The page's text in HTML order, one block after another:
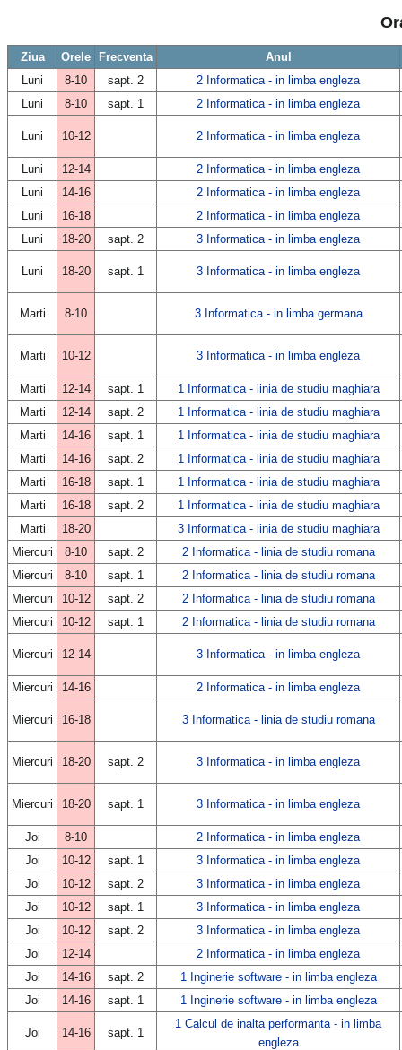
Ziua Orele Frecventa
Anul
Luni
8-10 sapt. 2
2 Informatica - in limba engleza
Luni
8-10 sapt. 1 2 Informatica - in limba engleza
Luni 10-12 2 Informatica - in limba engleza
Luni 12-14
2 Informatica - in limba engleza
Luni
14-16
2 Informatica - in limba engleza
Luni
16-18
2 Informatica - in limba engleza
Luni
18-20 sapt. 2 3 Informatica - in limba engleza
Luni 18-20 sapt. 1 3 Informatica - in limba engleza
Marti 8-10 3 Informatica - in limba germana
Marti 10-12 3 Informatica - in limba engleza
Marti 12-14 sapt. 1
1 Informatica - linia de studiu maghiara
Marti
12-14 sapt. 2
1 Informatica - linia de studiu maghiara
Marti
14-16 sapt. 1
1 Informatica - linia de studiu maghiara
Marti
14-16 sapt. 2
1 Informatica - linia de studiu maghiara
Marti
16-18 sapt. 1
1 Informatica - linia de studiu maghiara
Marti
16-18 sapt. 2
1 Informatica - linia de studiu maghiara
Marti
18-20
3 Informatica - linia de studiu maghiara
Miercuri
8-10 sapt. 2
2 Informatica - linia de studiu romana
Miercuri
8-10 sapt. 1
2 Informatica - linia de studiu romana
Miercuri
10-12 sapt. 2
2 Informatica - linia de studiu romana
Miercuri
10-12 sapt. 1 2 Informatica - linia de studiu romana
Miercuri 12-14 3 Informatica - in limba engleza
Miercuri 14-16 2 Informatica - in limba engleza
Miercuri 16-18 3 Informatica - linia de studiu romana
Miercuri 18-20 sapt. 2 3 Informatica - in limba engleza
Miercuri 18-20 sapt. 1 3 Informatica - in limba engleza
Joi 8-10
2 Informatica - in limba engleza
Joi
10-12 sapt. 1
3 Informatica - in limba engleza
Joi
10-12 sapt. 2
3 Informatica - in limba engleza
Joi
10-12 sapt. 1
3 Informatica - in limba engleza
Joi
10-12 sapt. 2
3 Informatica - in limba engleza
Joi
12-14
2 Informatica - in limba engleza
Joi
14-16 sapt. 2
1 Inginerie software - in limba engleza
Joi
14-16 sapt. 1 1 Inginerie software - in limba engleza
Joi 14-16 sapt. 1
1 Calcul de inalta performanta - in limba
engleza